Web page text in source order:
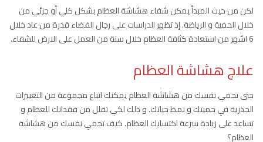
لكن من حيث المبدأ يمكن شفاء هشاشة العظام بشكل كلي أو جزئي من
خلال الحمية و الرياضة. إذ تظهر الدراسات على رجال الفضاء قدرة من عاد خلال
6 اشهر من استعادة كثافة العظام خلال سنة من العمل على الارض للشفاء.
علاج هشاشة العظام
حتى تحمي نفسك من هشاشة العظام يمكنك اتباع مجموعة من التغييرات
الجذرية في حميتك و نمط حياتك. و ذلك لكي تقلل من فقدانك للعظام و
تساعد على زيادة سرعة اكتسابك العظام. كيف تحمي نفسك من هشاشة
العظام؟